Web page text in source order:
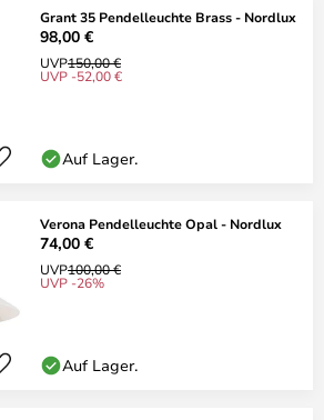
Grant 35 Pendelleuchte Brass - Nordlux
98,00 €
UVP150,00 €
UVP -52,00 €
Auf Lager.
Verona Pendelleuchte Opal - Nordlux
74,00 €
UVP100,00 €
UVP -26%
Auf Lager.